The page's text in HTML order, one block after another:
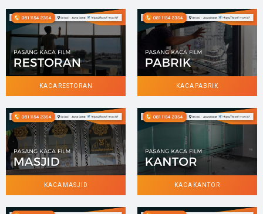
KACA RESTORAN KACA PABRIK
KACA MASJID KACA KANTOR